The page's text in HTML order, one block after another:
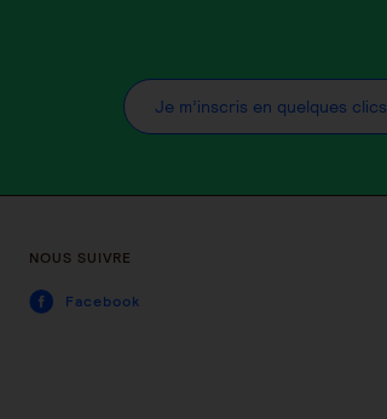
Je m’inscris en quelques clics
NOUS SUIVRE
Facebook